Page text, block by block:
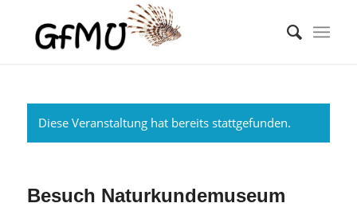
Diese Veranstaltung hat bereits stattgefunden.
Besuch Naturkundemuseum